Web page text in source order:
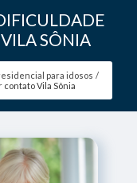
SÔNIA
para idosos
Vila Sônia